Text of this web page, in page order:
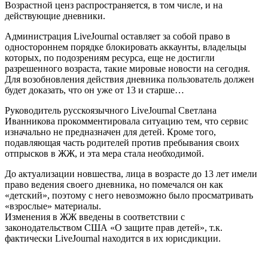
Возрастной ценз распространяется, в том числе, и на
действующие дневники.
Администрация LiveJournal оставляет за собой право в
одностороннем порядке блокировать аккаунты, владельцы
которых, по подозрениям ресурса, еще не достигли
разрешенного возраста, такие мировые новости на сегодня.
Для возобновления действия дневника пользователь должен
будет доказать, что он уже от 13 и старше…
Руководитель русскоязычного LiveJournal Светлана
Иванникова прокомментировала ситуацию тем, что сервис
изначально не предназначен для детей. Кроме того,
подавляющая часть родителей против пребывания своих
отпрысков в ЖЖ, и эта мера стала необходимой.
До актуализации новшества, лица в возрасте до 13 лет имели
право ведения своего дневника, но помечался он как
«детский», поэтому с него невозможно было просматривать
«взрослые» материалы.
Изменения в ЖЖ введены в соответствии с
законодательством США «О защите прав детей», т.к.
фактически LiveJournal находится в их юрисдикции.